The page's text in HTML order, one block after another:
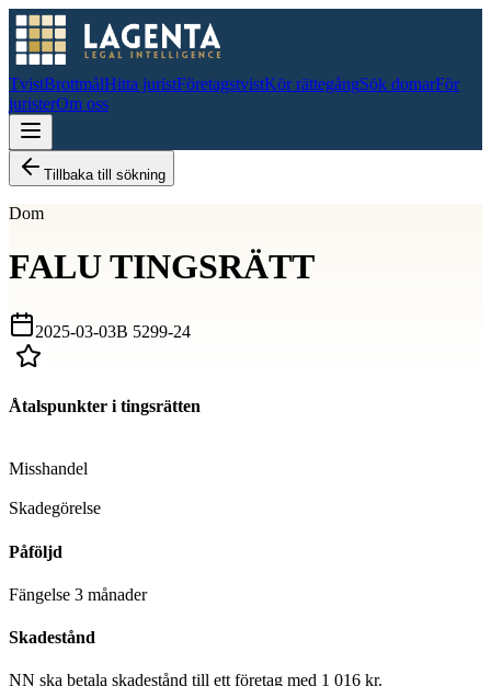
TvistBrottmålHitta juristFöretagstvistKör rättegångSök domarFör
juristerOm oss
Tillbaka till sökning
Dom
FALU TINGSRÄTT
2025-03-03B 5299-24
Åtalspunkter i tingsrätten
Misshandel
Skadegörelse
Påföljd
Fängelse 3 månader
Skadestånd
NN ska betala skadestånd till ett företag med 1 016 kr.